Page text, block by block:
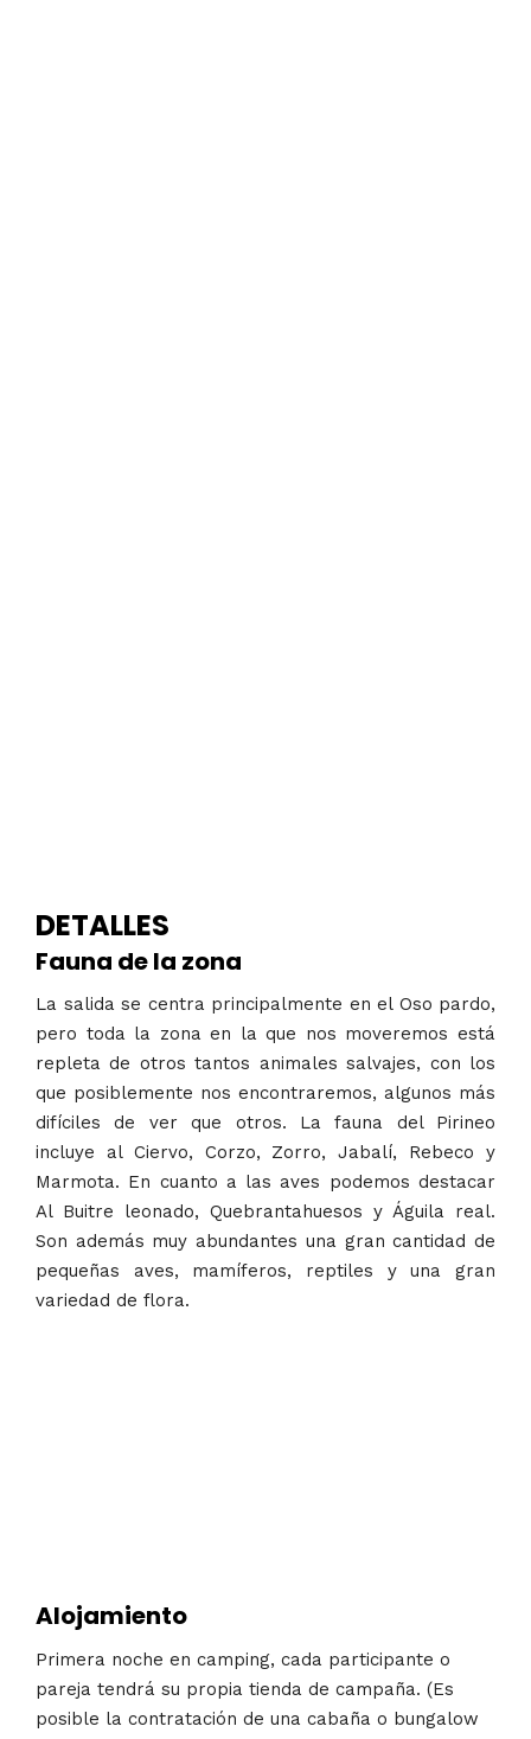
DETALLES
Fauna de la zona
La salida se centra principalmente en el Oso pardo,
pero toda la zona en la que nos moveremos está
repleta de otros tantos animales salvajes, con los
que posiblemente nos encontraremos, algunos más
difíciles de ver que otros. La fauna del Pirineo
incluye al Ciervo, Corzo, Zorro, Jabalí, Rebeco y
Marmota. En cuanto a las aves podemos destacar
Al Buitre leonado, Quebrantahuesos y Águila real.
Son además muy abundantes una gran cantidad de
pequeñas aves, mamíferos, reptiles y una gran
variedad de flora.
Alojamiento
Primera noche en camping, cada participante o
pareja tendrá su propia tienda de campaña. (Es
posible la contratación de una cabaña o bungalow